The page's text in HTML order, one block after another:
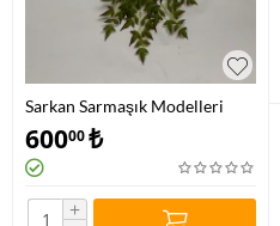
Sarkan Sarmaşık Modelleri
60000₺
+